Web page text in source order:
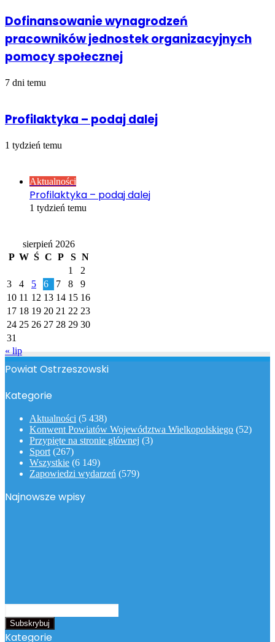
Dofinansowanie wynagrodzeń
pracowników jednostek organizacyjnych
pomocy społecznej
7 dni temu
Profilaktyka – podaj dalej
1 tydzień temu
Aktualności
Profilaktyka – podaj dalej
1 tydzień temu
sierpień 2026
P W Ś C P S N
1
2
3
4 5 6 7 8
9
10 11 12 13 14 15 16
17 18 19 20 21 22 23
24 25 26 27 28 29 30
31
« lip
Powiat Ostrzeszowski
Kategorie
Aktualności (5 438)
Konwent Powiatów Województwa Wielkopolskiego (52)
Przypięte na stronie głównej (3)
Sport (267)
Wszystkie (6 149)
Zapowiedzi wydarzeń (579)
Najnowsze wpisy
swój
adres
Kategorie